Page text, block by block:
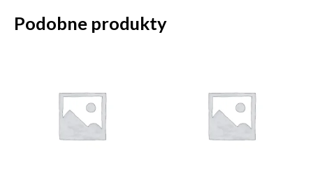
Podobne produkty